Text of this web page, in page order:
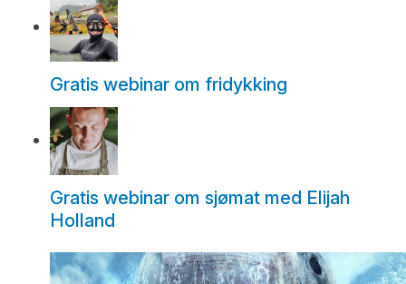
Gratis webinar om fridykking
Gratis webinar om sjømat med Elijah
Holland